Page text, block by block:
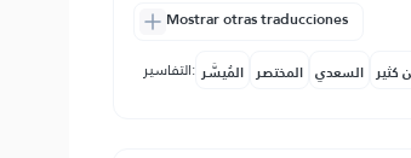
Mostrar otras traducciones
التفاسير: المُيسَّر المختصر السعدي كثير